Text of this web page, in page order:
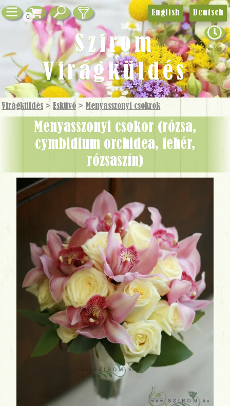
0
Virágküldés > Esküvő > Menyasszonyi csokrok
menyasszonyi csokor (rózsa,
cymbidium orchidea, fehér,
rózsaszín)
English Deutsch
Szirom
Virágküldés